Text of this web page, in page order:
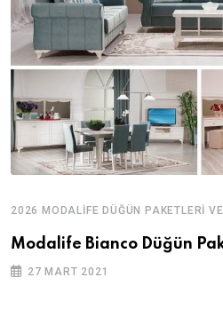
2026 MODALIFE DÜĞÜN PAKETLERI
Modalife Bianco Düğün
27 MART 2021